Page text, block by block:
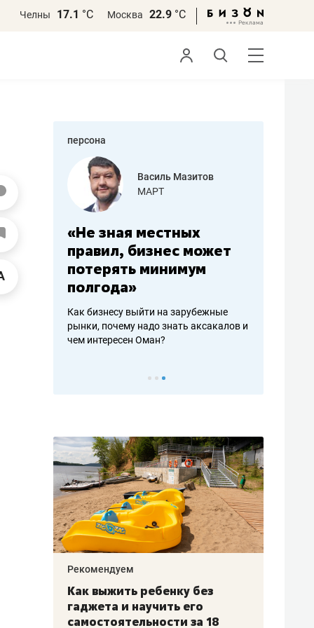
Челны 17.1 °С Москва 22.9 °С
персона
работа
Василь Мазитов
МАРТ
«Не зная местных
правил, бизнес может
потерять минимум
полгода»
Как бизнесу выйти на зарубежные
рынки, почему надо знать аксакалов и
чем интересен Оман?
–
Рекомендуем
Как выжить ребенку без
гаджета и научить его
самостоятельности за 18